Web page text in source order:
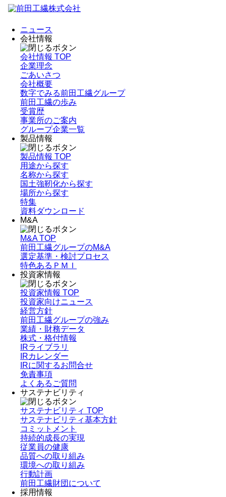
ニュース
会社情報
会社情報 TOP
企業理念
ごあいさつ
会社概要
数字でみる前田工繊グループ
前田工繊の歩み
受賞歴
事業所のご案内
グループ企業一覧
製品情報
製品情報 TOP
用途から探す
名称から探す
国土強靭化から探す
場所から探す
特集
資料ダウンロード
M&A
M&A TOP
前田工繊グループのM&A
選定基準・検討プロセス
特色あるＰＭＩ
投資家情報
投資家情報 TOP
投資家向けニュース
経営方針
前田工繊グループの強み
業績・財務データ
株式・格付情報
IRライブラリ
IRカレンダー
IRに関するお問合せ
免責事項
よくあるご質問
サステナビリティ
サステナビリティ TOP
サステナビリティ基本方針
コミットメント
持続的成長の実現
従業員の健康
品質への取り組み
環境への取り組み
行動計画
前田工繊財団について
採用情報